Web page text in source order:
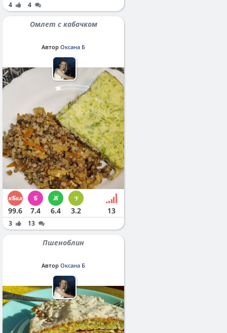
4 4
Омлет с кабачком
Автор Оксана Б
99.6 7.4 6.4 3.2 13
3 13
Пшеноблин
Автор Оксана Б